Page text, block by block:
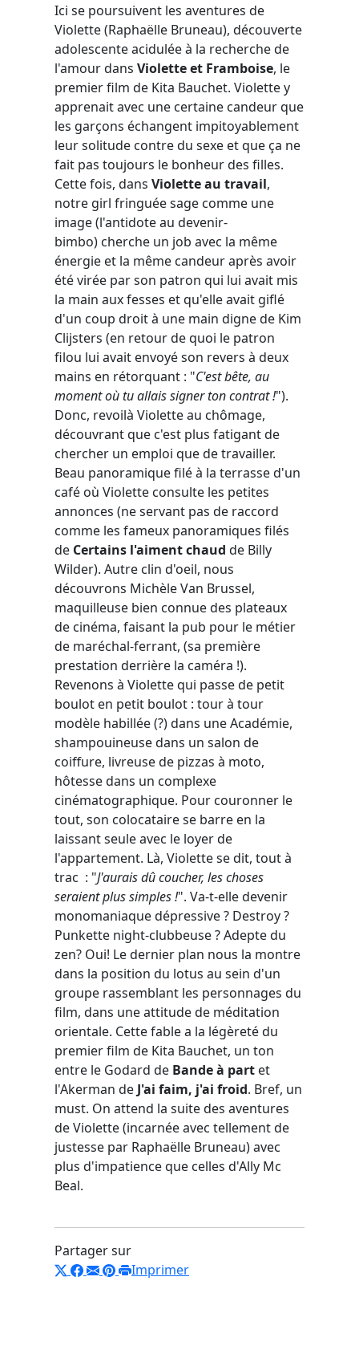
Ici se poursuivent les aventures de
Violette (Raphaëlle Bruneau), découverte
adolescente acidulée à la recherche de
l'amour dans Violette et Framboise, le
premier film de Kita Bauchet. Violette y
apprenait avec une certaine candeur que
les garçons échangent impitoyablement
leur solitude contre du sexe et que ça ne
fait pas toujours le bonheur des filles.
Cette fois, dans Violette au travail,
notre girl fringuée sage comme une
image (l'antidote au devenir-
bimbo) cherche un job avec la même
énergie et la même candeur après avoir
été virée par son patron qui lui avait mis
la main aux fesses et qu'elle avait giflé
d'un coup droit à une main digne de Kim
Clijsters (en retour de quoi le patron
filou lui avait envoyé son revers à deux
mains en rétorquant : "C'est bête, au
moment où tu allais signer ton contrat !").
Donc, revoilà Violette au chômage,
découvrant que c'est plus fatigant de
chercher un emploi que de travailler.
Beau panoramique filé à la terrasse d'un
café où Violette consulte les petites
annonces (ne servant pas de raccord
comme les fameux panoramiques filés
de Certains l'aiment chaud de Billy
Wilder). Autre clin d'oeil, nous
découvrons Michèle Van Brussel,
maquilleuse bien connue des plateaux
de cinéma, faisant la pub pour le métier
de maréchal-ferrant, (sa première
prestation derrière la caméra !).
Revenons à Violette qui passe de petit
boulot en petit boulot : tour à tour
modèle habillée (?) dans une Académie,
shampouineuse dans un salon de
coiffure, livreuse de pizzas à moto,
hôtesse dans un complexe
cinématographique. Pour couronner le
tout, son colocataire se barre en la
laissant seule avec le loyer de
l'appartement. Là, Violette se dit, tout à
trac : "J'aurais dû coucher, les choses
seraient plus simples !". Va-t-elle devenir
monomaniaque dépressive ? Destroy ?
Punkette night-clubbeuse ? Adepte du
zen? Oui! Le dernier plan nous la montre
dans la position du lotus au sein d'un
groupe rassemblant les personnages du
film, dans une attitude de méditation
orientale. Cette fable a la légèreté du
premier film de Kita Bauchet, un ton
entre le Godard de Bande à part et
l'Akerman de J'ai faim, j'ai froid. Bref, un
must. On attend la suite des aventures
de Violette (incarnée avec tellement de
justesse par Raphaëlle Bruneau) avec
plus d'impatience que celles d'Ally Mc
Beal.
Partager sur
Imprimer